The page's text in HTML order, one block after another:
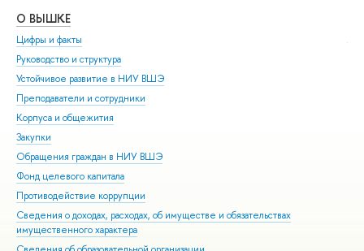
О ВЫШКЕ
Цифры и факты
Руководство и структура
Устойчивое развитие в НИУ ВШЭ
Преподаватели и сотрудники
Корпуса и общежития
Закупки
Обращения граждан в НИУ ВШЭ
Фонд целевого капитала
Противодействие коррупции
Сведения о доходах, расходах, об имуществе и обязательствах
имущественного характера